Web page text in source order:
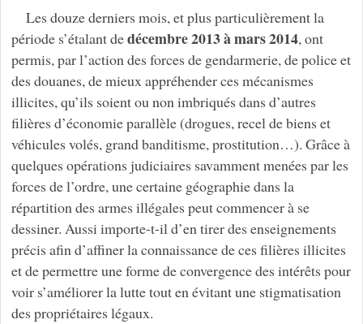
Les douze derniers mois, et plus particulièrement la
période s’étalant dedécembre 2013 à mars 2014, ont
permis, par l’action des forces de gendarmerie, de police et
des douanes, de mieux appréhender ces mécanismes
illicites, qu’ils soient ou non imbriqués dans d’autres
filières d’économie parallèle (drogues, recel de biens et
véhicules volés, grand banditisme, prostitution…). Grâce à
quelques opérations judiciaires savamment menées par les
forces de l’ordre, une certaine géographie dans la
répartition des armes illégales peut commencer à se
dessiner. Aussi importe-t-il d’en tirer des enseignements
précis afin d’affiner la connaissance de ces filières illicites
et de permettre une forme de convergence des intérêts pour
voir s’améliorer la lutte tout en évitant une stigmatisation
des propriétaires légaux.